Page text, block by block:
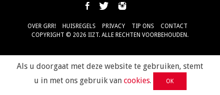
OVER GRR! HUISREGELS PRIVACY TIP ONS
CONTACT
COPYRIGHT © 2026 IIZT. ALLE RECHTEN VOORBEHOUDEN.
Als u doorgaat met deze website te gebruiken, stemt
u in met ons gebruik van cookies. OK